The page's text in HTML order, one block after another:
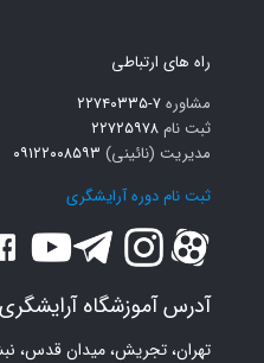
راه های ارتباطی
مشاوره۷-۲۲۷۴۰۳۳۵
ثبت نام ۲۲۷۲۵۹۷۸
مدیریت (نائینی) ۰۹۱۲۲۰۰۸۵۹۳
ثبت نام دوره آرایشگری
آدرس آموزشگاه
تهران، تجریش، میدان قدس، نبش